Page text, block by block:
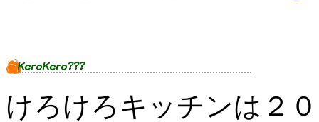
けろけろキッチンは２